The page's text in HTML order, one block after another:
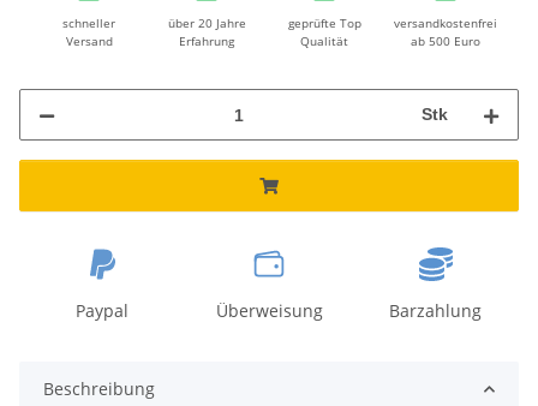
schneller
Versand
über 20 Jahre
Erfahrung
geprüfte Top
Qualität
versandkostenfrei
ab 500 Euro
Stk
Paypal Überweisung Barzahlung
Beschreibung